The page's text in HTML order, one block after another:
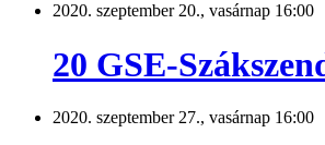
2020. szeptember 20., vasárnap 16:00
20 GSE-
2020. szeptember 27., vasárnap 16:00